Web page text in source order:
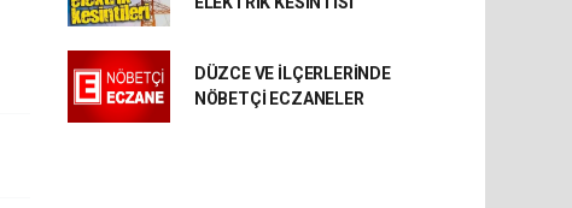
DÜZCE VE İLÇERLERİNDE
NÖBETÇİ ECZANELER